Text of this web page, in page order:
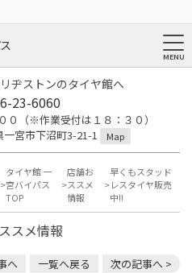
ヂストンのタイヤ館へ
23-6060
０（※作業受付は１８：３０）
宮市下沼町3-21-1
Map
タイヤ館 一
宮バイパス
TOP
店舗お
ススメ
情報
早くもスタッド
レスタイヤ販売
中!!
スメ情報
へ 一覧へ戻る 次の記事へ >